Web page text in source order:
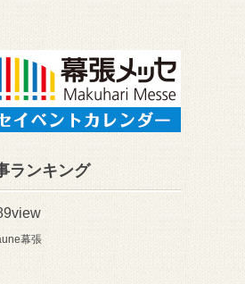
ランキング
幕張